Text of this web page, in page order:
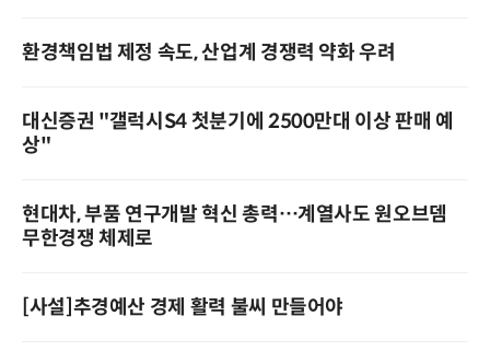
환경책임법 제정 속도, 산업계 경쟁력 약화 우려
대신증권 "갤럭시S4 첫분기에 2500만대 이상 판매 예
상"
현대차, 부품 연구개발 혁신 총력…계열사도 원오브뎀
무한경쟁 체제로
[사설]추경예산 경제 활력 불씨 만들어야